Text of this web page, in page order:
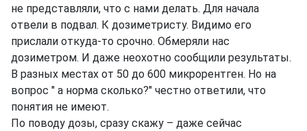
не представляли, что с нами делать. Для начала
отвели в подвал. К дозиметристу. Видимо его
прислали откуда-то срочно. Обмеряли нас
дозиметром. И даже неохотно сообщили результаты.
В разных местах от 50 до 600 микрорентген. Но на
вопрос " а норма сколько?" честно ответили, что
понятия не имеют.
По поводу дозы, сразу скажу – даже сейчас